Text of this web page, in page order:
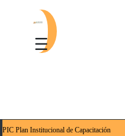
PIC Plan Institucional de Capacitación